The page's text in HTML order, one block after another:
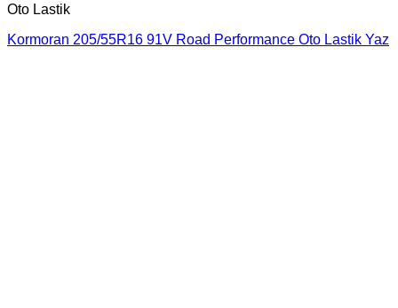
Oto Lastik
Kormoran 205/55R16 91V Road Performance Oto Lastik Yaz